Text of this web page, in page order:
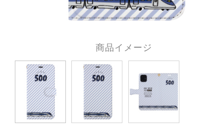
商品イメージ